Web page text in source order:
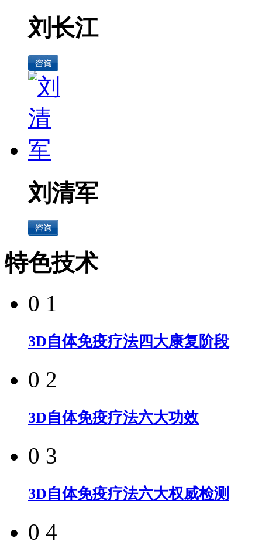
刘长江
刘清军
特色技术
0 1
3D自体免疫疗法四大康复阶段
0 2
3D自体免疫疗法六大功效
0 3
3D自体免疫疗法六大权威检测
0 4